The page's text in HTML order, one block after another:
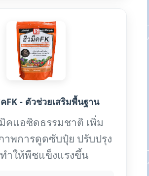
FK - ตัวช่วยเสริมพื้นฐาน
คแอซิดธรรมชาติ เพิ่ม
าพการดูดซับปุ๋ย ปรับปรุง
ำให้พืชแข็งแรงขึ้น